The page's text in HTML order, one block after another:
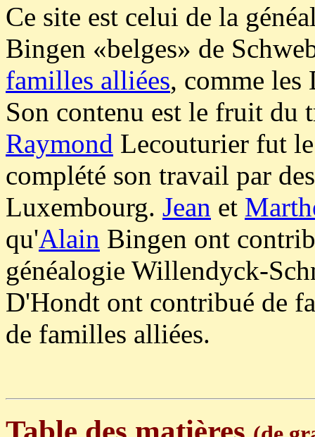
Ce site est celui de la
Bingen «belges» de
familles alliées, comme
Son contenu est le fruit du
Raymond Lecouturier fut
complété son travail par
Luxembourg. Jean et
qu'Alain Bingen ont
généalogie Willendyck-
D'Hondt ont contribué de
de familles alliées.